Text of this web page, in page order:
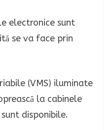
electronice sunt
se va face prin
(VMS) iluminate
la cabinele
disponibile.